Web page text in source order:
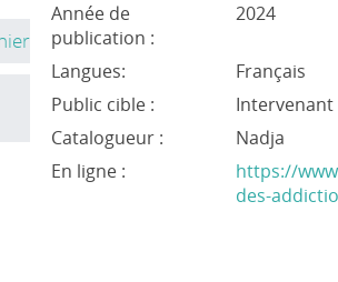
Année de
publication :
2024
Langues:
Français
Public cible :
Intervenant
Catalogueur :
Nadja
En ligne :
https://
des-